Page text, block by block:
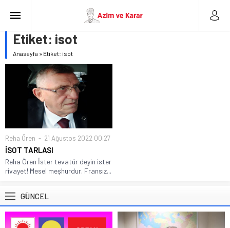
Etiket: isot
Anasayfa » Etiket: isot
Reha Ören 21 Ağustos 2022 00:27
İSOT TARLASI
Reha Ören İster tevatür deyin ister
rivayet! Mesel meşhurdur. Fransız...
GÜNCEL